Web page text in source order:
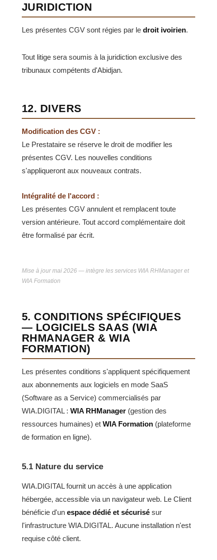
JURIDICTION
Les présentes CGV sont régies par le droit ivoirien.
Tout litige sera soumis à la juridiction exclusive des
tribunaux compétents d'Abidjan.
12. DIVERS
Modification des CGV :
Le Prestataire se réserve le droit de modifier les
présentes CGV. Les nouvelles conditions
s'appliqueront aux nouveaux contrats.
Intégralité de l'accord :
Les présentes CGV annulent et remplacent toute
version antérieure. Tout accord complémentaire doit
être formalisé par écrit.
Mise à jour mai 2026 — intègre les services WIA RHManager et
WIA Formation
5. CONDITIONS SPÉCIFIQUES
— LOGICIELS SAAS (WIA
RHMANAGER & WIA
FORMATION)
Les présentes conditions s'appliquent spécifiquement
aux abonnements aux logiciels en mode SaaS
(Software as a Service) commercialisés par
WIA.DIGITAL : WIA RHManager(gestion des
ressources humaines) et WIA Formation(plateforme
de formation en ligne).
5.1 Nature du service
WIA.DIGITAL fournit un accès à une application
hébergée, accessible via un navigateur web. Le Client
bénéficie d'un espace dédié et sécurisésur
l'infrastructure WIA.DIGITAL. Aucune installation n'est
requise côté client.